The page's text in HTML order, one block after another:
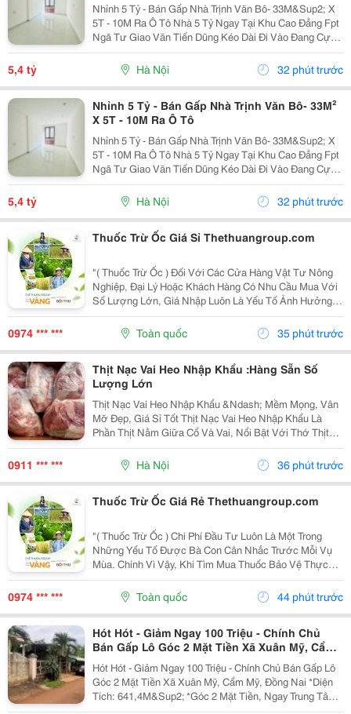
Nhỉnh 5 Tỷ - Bán Gấp Nhà Trịnh Văn Bô- 33M&Sup2; X
5T - 10M Ra Ô Tô Nhà 5 Tỷ Ngay Tại Khu Cao Đẳng Fpt
Ngã Tư Giao Văn Tiến Dũng Kéo Dài Đi Vào Đang Cực
Kỳ Đẹp. Căn Này Lại Có 5 Tầng, Gần Ô Tô, Gần Phố Và
5,4 tỷ Hà Nội 32 phút trước
Nhỉnh 5 Tỷ - Bán Gấp Nhà Trịnh Văn Bô- 33M²
X 5T - 10M Ra Ô Tô
Nhỉnh 5 Tỷ - Bán Gấp Nhà Trịnh Văn Bô- 33M&Sup2; X
5T - 10M Ra Ô Tô Nhà 5 Tỷ Ngay Tại Khu Cao Đẳng Fpt
Ngã Tư Giao Văn Tiến Dũng Kéo Dài Đi Vào Đang Cực
Kỳ Đẹp. Căn Này Lại Có 5 Tầng, Gần Ô Tô, Gần Phố Và
5,4 tỷ Hà Nội 32 phút trước
Thuốc Trừ Ốc Giá Sỉ Thethuangroup.com
"( Thuốc Trừ Ốc ) Đối Với Các Cửa Hàng Vật Tư Nông
Nghiệp, Đại Lý Hoặc Khách Hàng Có Nhu Cầu Mua Với
Số Lượng Lớn, Giá Nhập Luôn Là Yếu Tố Ảnh Hưởng
Trực Tiếp Đến Hiệu Quả Kinh Doanh. Tuy Nhiên, Một
Nguồn Hàng Tốt Không Chỉ Dừng Lại Ở Mức Giá
Cạnh...
0974 *** *** Toàn quốc 35 phút trước
Thịt Nạc Vai Heo Nhập Khẩu :Hàng Sẵn Số
Lượng Lớn
Thịt Nạc Vai Heo Nhập Khẩu &Ndash; Mềm Mọng, Vân
Mỡ Đẹp, Giá Sỉ Tốt Thịt Nạc Vai Heo Nhập Khẩu Là
Phần Thịt Nằm Giữa Cổ Và Vai, Nổi Bật Với Thớ Thịt
Săn Chắc, Tỷ Lệ Nạc Cao Và Các Vân Mỡ Mảnh Phân
Bố Tự Nhiên . Sự Kết Hợp Hài Hòa Giữa Nạc Và Mỡ...
0911 *** *** Hà Nội 36 phút trước
Thuốc Trừ Ốc Giá Rẻ Thethuangroup.com
"( Thuốc Trừ Ốc ) Chi Phí Đầu Tư Luôn Là Một Trong
Những Yếu Tố Được Bà Con Cân Nhắc Trước Mỗi Vụ
Mùa. Chính Vì Vậy, Khi Tìm Mua Thuốc Bảo Vệ Thực
Vật, Nhiều Người Thường Ưu Tiên Những Sản Phẩm
Có Mức Giá Hợp Lý Để Tiết Kiệm Ngân Sách. Tuy
Nhiên, Giá...
0974 *** *** Toàn quốc 44 phút trước
Hót Hót - Giảm Ngay 100 Triệu - Chính Chủ
Bán Gấp Lô Góc 2 Mặt Tiền Xã Xuân Mỹ, Cẩm
Mỹ, Đồng Nai
Hót Hót - Giảm Ngay 100 Triệu - Chính Chủ Bán Gấp Lô
Góc 2 Mặt Tiền Xã Xuân Mỹ, Cẩm Mỹ, Đồng Nai *Diện
Tích: 641,4M&Sup2; *Góc 2 Mặt Tiền, Ngay Trung Tâm,
Thuận Tiện Kinh Doanh Đa Ngành Nghề. Cách Quốc Lộ